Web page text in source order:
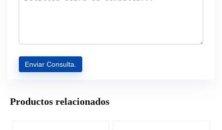
Productos relacionados